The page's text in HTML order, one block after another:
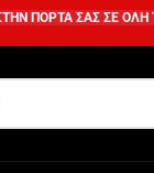
ΠΟΡΤΑ ΣΑΣ ΣΕ